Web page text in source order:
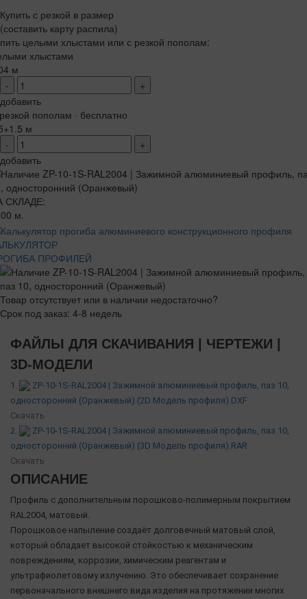
Купить с резкой в размер
(составить карту распила)
целыми хлыстами или с резкой пополам:
хлыстами
м
-
+
добавить
пополам · бесплатно
м
-
+
добавить
СКЛАДЕ:
м.
ПРОФИЛЕЙ
Товар отсутствует или в наличии недостаточно?
Срок под заказ: 4-8 недель
ФАЙЛЫ ДЛЯ СКАЧИВАНИЯ | ЧЕРТЕЖИ |
3D-МОДЕЛИ
1.
ZP-10-1S-RAL2004 | Зажимной алюминиевый профиль, паз 10,
односторонний (Оранжевый) (2D Модель профиля).DXF
Скачать
2.
ZP-10-1S-RAL2004 | Зажимной алюминиевый профиль, паз 10,
односторонний (Оранжевый) (3D Модель профиля).RAR
Скачать
ОПИСАНИЕ
Профиль с дополнительным порошково-полимерным покрытием
RAL2004, матовый.
Порошковое напыление создаёт долговечный матовый слой,
который обладает высокой стойкостью к механическим
повреждениям, коррозии, химическим реагентам и
ультрафиолетовому излучению. Это обеспечивает сохранение
первоначального внешнего вида изделия на протяжении многих